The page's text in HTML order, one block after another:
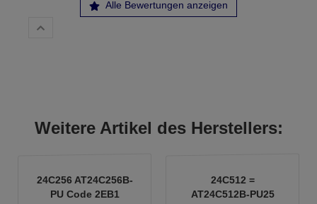
Alle Bewertungen anzeigen
Weitere Artikel des Herstellers:
24C256 AT24C256B-
PU Code 2EB1
24C512 =
AT24C512B-PU25